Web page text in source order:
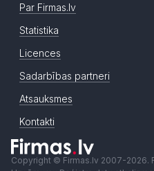
Par Firmas.lv
Statistika
Licences
Sadarbības partneri
Atsauksmes
Kontakti
Copyright © Firmas.lv 2007-2026.